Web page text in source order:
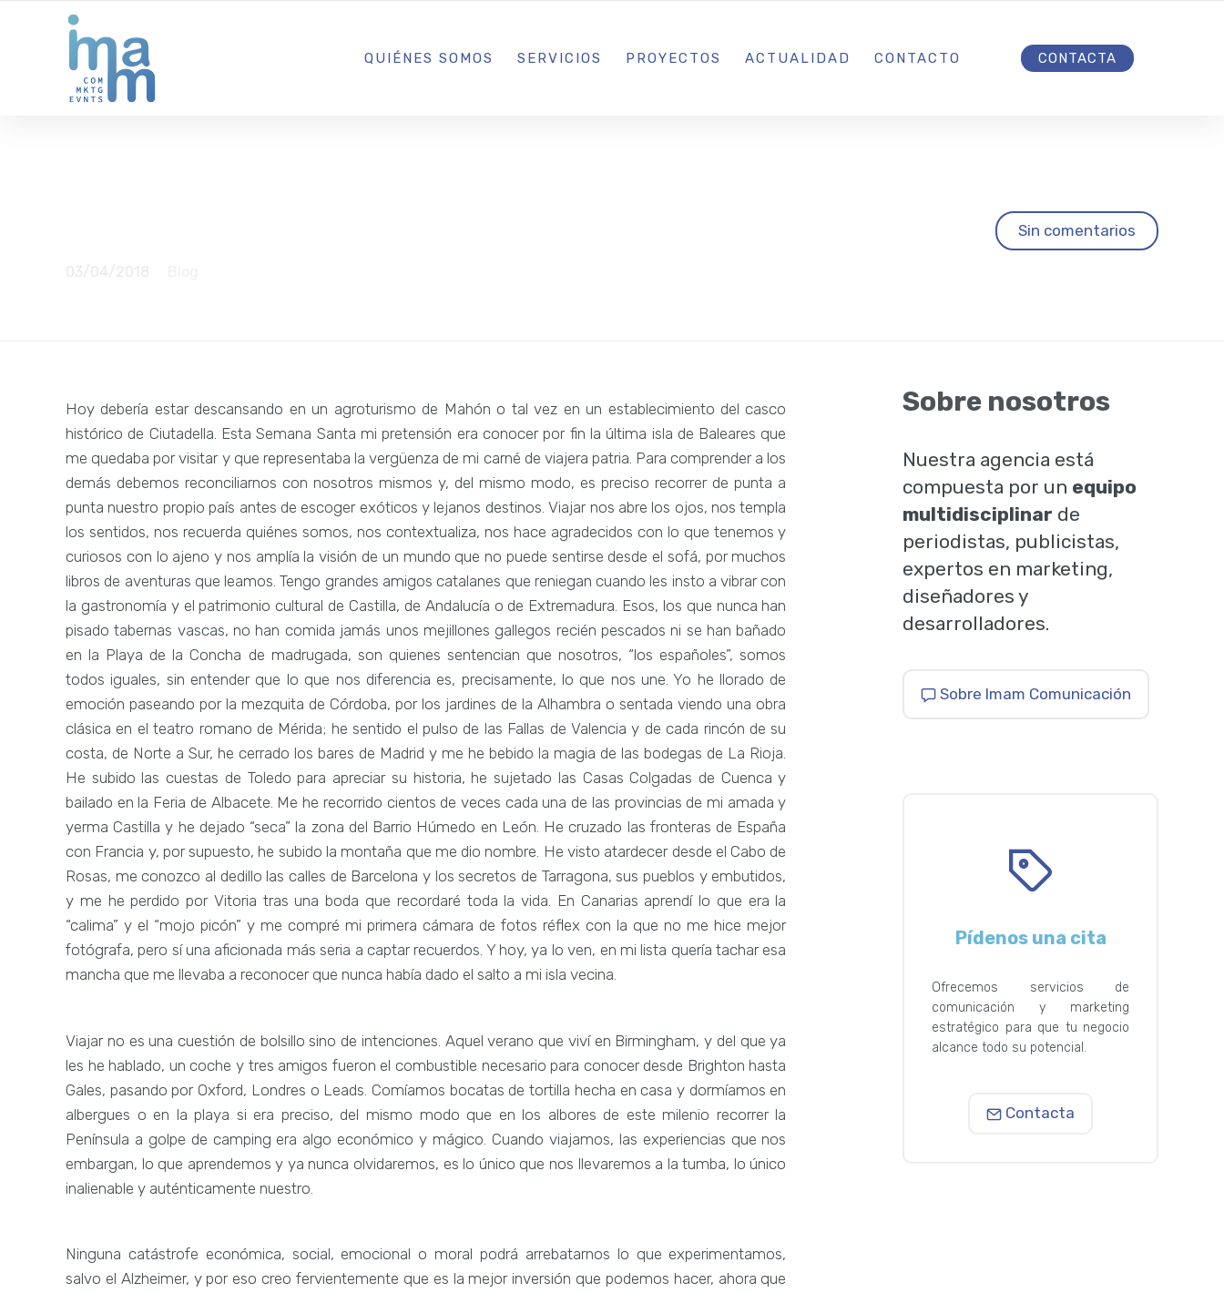
AGENCIA CREATIVA DE COMUNICACIÓN Y ESTRATEGIA DIGITAL IBIZA · MADRID · BARCELONA
QUIÉNES SOMOS SERVICIOS PROYECTOS ACTUALIDAD CONTACTO CONTACTA
Sin comentarios
Hoy debería estar descansando en un agroturismo de Mahón o tal vez en un establecimiento del casco
histórico de Ciutadella. Esta Semana Santa mi pretensión era conocer por fin la última isla de Baleares que
me quedaba por visitar y que representaba la vergüenza de mi carné de viajera patria. Para comprender a los
demás debemos reconciliarnos con nosotros mismos y, del mismo modo, es preciso recorrer de punta a
punta nuestro propio país antes de escoger exóticos y lejanos destinos. Viajar nos abre los ojos, nos templa
los sentidos, nos recuerda quiénes somos, nos contextualiza, nos hace agradecidos con lo que tenemos y
curiosos con lo ajeno y nos amplía la visión de un mundo que no puede sentirse desde el sofá, por muchos
libros de aventuras que leamos. Tengo grandes amigos catalanes que reniegan cuando les insto a vibrar con
la gastronomía y el patrimonio cultural de Castilla, de Andalucía o de Extremadura. Esos, los que nunca han
pisado tabernas vascas, no han comida jamás unos mejillones gallegos recién pescados ni se han bañado
en la Playa de la Concha de madrugada, son quienes sentencian que nosotros, “los españoles”, somos
todos iguales, sin entender que lo que nos diferencia es, precisamente, lo que nos une. Yo he llorado de
emoción paseando por la mezquita de Córdoba, por los jardines de la Alhambra o sentada viendo una obra
clásica en el teatro romano de Mérida; he sentido el pulso de las Fallas de Valencia y de cada rincón de su
costa, de Norte a Sur, he cerrado los bares de Madrid y me he bebido la magia de las bodegas de La Rioja.
He subido las cuestas de Toledo para apreciar su historia, he sujetado las Casas Colgadas de Cuenca y
bailado en la Feria de Albacete. Me he recorrido cientos de veces cada una de las provincias de mi amada y
yerma Castilla y he dejado “seca” la zona del Barrio Húmedo en León. He cruzado las fronteras de España
con Francia y, por supuesto, he subido la montaña que me dio nombre. He visto atardecer desde el Cabo de
Rosas, me conozco al dedillo las calles de Barcelona y los secretos de Tarragona, sus pueblos y embutidos,
y me he perdido por Vitoria tras una boda que recordaré toda la vida. En Canarias aprendí lo que era la
“calima” y el “mojo picón” y me compré mi primera cámara de fotos réflex con la que no me hice mejor
fotógrafa, pero sí una aficionada más seria a captar recuerdos. Y hoy, ya lo ven, en mi lista quería tachar esa
mancha que me llevaba a reconocer que nunca había dado el salto a mi isla vecina.
Viajar no es una cuestión de bolsillo sino de intenciones. Aquel verano que viví en Birmingham, y del que ya
les he hablado, un coche y tres amigos fueron el combustible necesario para conocer desde Brighton hasta
Gales, pasando por Oxford, Londres o Leads. Comíamos bocatas de tortilla hecha en casa y dormíamos en
albergues o en la playa si era preciso, del mismo modo que en los albores de este milenio recorrer la
Península a golpe de camping era algo económico y mágico. Cuando viajamos, las experiencias que nos
embargan, lo que aprendemos y ya nunca olvidaremos, es lo único que nos llevaremos a la tumba, lo único
inalienable y auténticamente nuestro.
Ninguna catástrofe económica, social, emocional o moral podrá arrebatarnos lo que experimentamos,
salvo el Alzheimer, y por eso creo fervientemente que es la mejor inversión que podemos hacer, ahora que
Sobre nosotros
Nuestra agencia está
compuesta por un equipo
multidisciplinar de
periodistas, publicistas,
expertos en marketing,
diseñadores y
desarrolladores.
Sobre Imam Comunicación
Pídenos una cita
Ofrecemos servicios de
comunicación y marketing
estratégico para que tu negocio
alcance todo su potencial.
Contacta